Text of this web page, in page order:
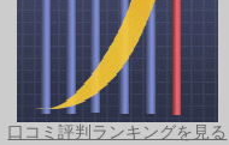
口コミ評判ランキングを見る